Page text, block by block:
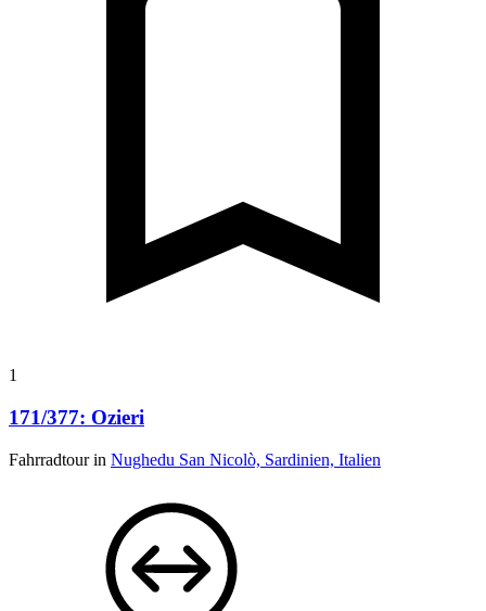
1
171/377: Ozieri
Fahrradtour in Nughedu San Nicolò, Sardinien, Italien